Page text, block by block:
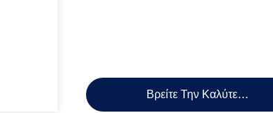
Βρείτε Την Καλύτερη Τιμή